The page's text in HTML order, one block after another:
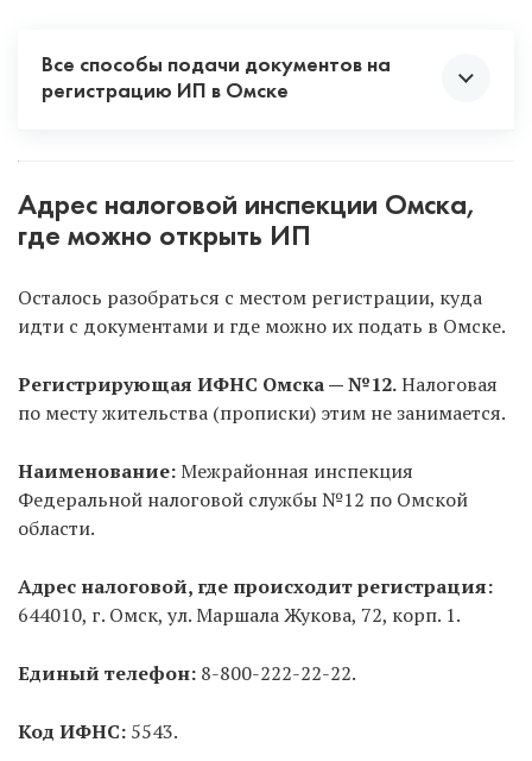
Все способы подачи документов на
регистрацию ИП в Омске
помощью ЭЦП.Рекомендуем только через
услугу «Опытный специалист», потому что ЭЦП в
данном случае полностью бесплатна для вас. Если
же будете сами заказывать ЭЦП, то придется
заплатить и ехать в удостоверяющий центр.
Самостоятельно в налоговую.
Позвоните в регистрирующую налоговую Омска,
уточните время работы или
запишитесь на прием
онлайн на официальном сайте налоговой
оптимальный способ, НО нужно платить
госпошлину. Регистрирует ИП только
Способ 3. Через МФЦ.
Тоже оптимальный способ,
не нужно платить госпошлину, НО не все МФЦ
занимаются ИП, и нужно прозванивать несколько
ближайших. Затем записаться на подачу и прийти
в указанное время.
Адрес налоговой инспекции Омска,
где можно открыть ИП
Осталось разобраться с местом регистрации, куда
идти с документами и где можно их подать в Омске.
Регистрирующая ИФНС Омска — №12.Налоговая
по месту жительства (прописки) этим не занимается.
Наименование:Межрайонная инспекция
Федеральной налоговой службы №12 по Омской
области.
Адрес налоговой, где происходит регистрация:
644010, г. Омск, ул. Маршала Жукова, 72, корп. 1.
Единый телефон: 8-800-222-22-22.
Код ИФНС: 5543.